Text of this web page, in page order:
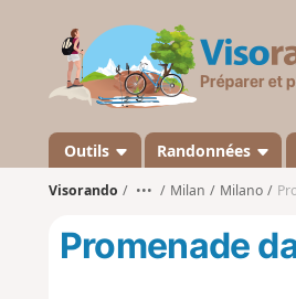
Outils Randonnées
Visorando ••• Milan Milano
Promenade